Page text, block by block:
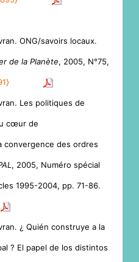
ONG/savoirs locaux.
de la Planète, 2005, N°75,
Les politiques de
cœur de
convergence des ordres
, 2005, Numéro spécial
1995-2004, pp. 71-86.
¿ Quién construye a la
? El papel de los distintos